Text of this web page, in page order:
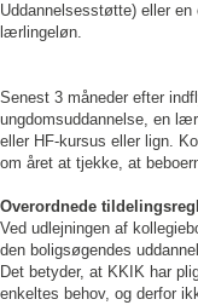
Uddannelsesstøtte) eller
lærlingeløn.
Senest 3 måneder efter
ungdomsuddannelse, en
eller HF-kursus eller lign.
om året at tjekke, at
Overordnede
Ved udlejningen af
den boligsøgendes
Det betyder, at KKIK har
enkeltes behov, og derfor